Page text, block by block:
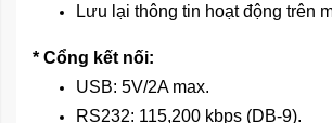
Lưu lại thông tin hoạt động trên
* Cổng kết nối:
USB: 5V/2A max.
RS232: 115,200 kbps (DB-9).